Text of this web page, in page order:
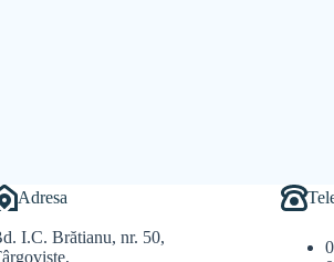
Adresa
I.C. Brătianu, nr. 50,